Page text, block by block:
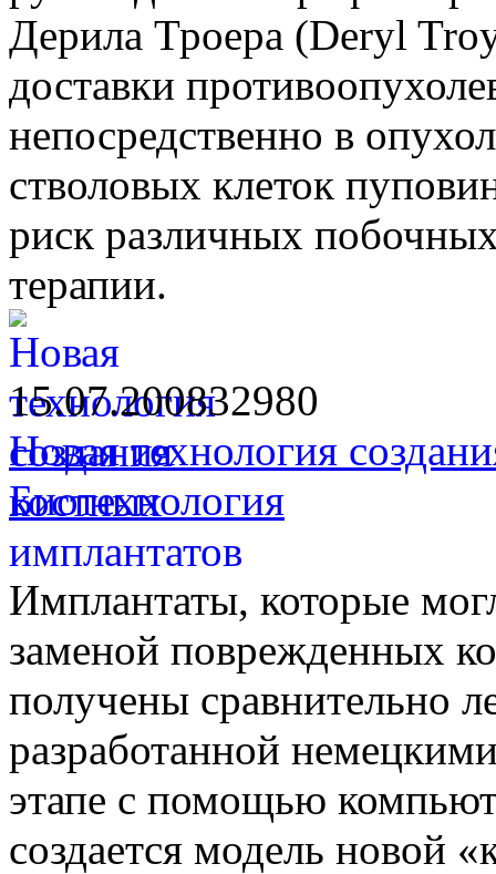
Дерила Троера (Deryl
доставки
непосредственно в
стволовых клеток
риск различных
терапии.
15.07.200832980
Новая технология
Биотехнология
Имплантаты, которые
заменой поврежденных
получены сравнительно
разработанной
этапе с помощью
создается модель новой